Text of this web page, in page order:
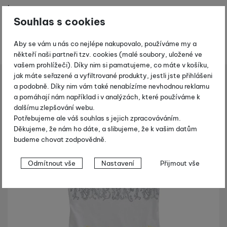
Souhlas s cookies
Aby se vám u nás co nejlépe nakupovalo, používáme my a
někteří naši partneři tzv. cookies (malé soubory, uložené ve
vašem prohlížeči). Díky nim si pamatujeme, co máte v košíku,
jak máte seřazené a vyfiltrované produkty, jestli jste přihlášeni
a podobně. Díky nim vám také nenabízíme nevhodnou reklamu
a pomáhají nám například i v analýzách, které používáme k
dalšímu zlepšování webu.
Potřebujeme ale váš souhlas s jejich zpracováváním.
Děkujeme, že nám ho dáte, a slibujeme, že k vašim datům
budeme chovat zodpovědně.
Nastavení souhlasů s kategoriemi
cookies
Technickébez těchto cookies náš web nebude fungovat
Odmítnout vše Nastavení Přijmout vše
k
Shopio demo
obuv Dámská trika, tílka, košile Burton Backcountry - bílá
Fotografie
-40 %